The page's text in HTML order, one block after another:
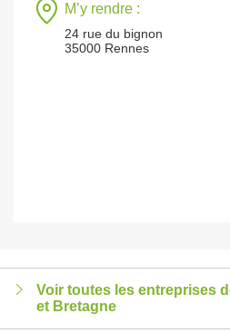
M’y rendre :
24 rue du bignon
35000 Rennes
Voir toutes les entreprises
et Bretagne